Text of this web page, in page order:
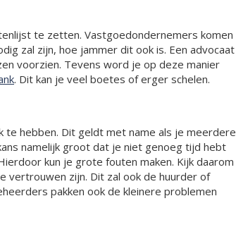
te zetten. Vastgoedondernemers komen
zal zijn, hoe jammer dit ook is. Een advocaat
voorzien. Tevens word je op deze manier
. Dit kan je veel boetes of erger schelen.
hebben. Dit geldt met name als je meerdere
namelijk groot dat je niet genoeg tijd hebt
kun je grote fouten maken. Kijk daarom
vertrouwen zijn. Dit zal ook de huurder of
pakken ook de kleinere problemen